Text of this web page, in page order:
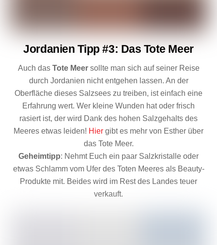
Jordanien Tipp #3: Das Tote Meer
Auch das Tote Meersollte man sich auf seiner Reise
durch Jordanien nicht entgehen lassen. An der
Oberfläche dieses Salzsees zu treiben, ist einfach eine
Erfahrung wert. Wer kleine Wunden hat oder frisch
rasiert ist, der wird Dank des hohen Salzgehalts des
Meeres etwas leiden! Hier gibt es mehr von Esther über
das Tote Meer.
Geheimtipp: Nehmt Euch ein paar Salzkristalle oder
etwas Schlamm vom Ufer des Toten Meeres als Beauty-
Produkte mit. Beides wird im Rest des Landes teuer
verkauft.